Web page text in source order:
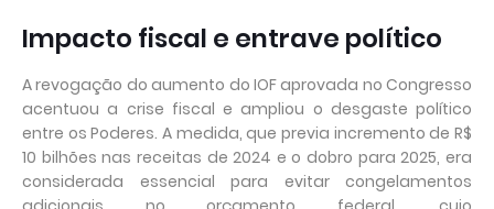
Impacto fiscal e entrave político
A revogação do aumento do IOF aprovada no Congresso
acentuou a crise fiscal e ampliou o desgaste político
entre os Poderes. A medida, que previa incremento de R$
10 bilhões nas receitas de 2024 e o dobro para 2025, era
considerada essencial para evitar congelamentos